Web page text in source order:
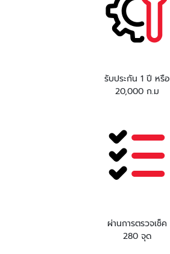
รับประกัน 1 ปี หรือ
20,000 ก.ม
ผ่านการตรวจเช็ค
280 จุด